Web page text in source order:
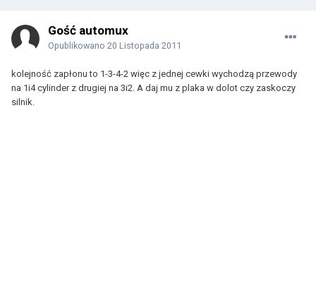
Gość automux
Opublikowano 20 Listopada 2011
kolejność zapłonu to 1-3-4-2 więc z jednej cewki wychodzą przewody
na 1i4 cylinder z drugiej na 3i2. A daj mu z plaka w dolot czy zaskoczy
silnik.